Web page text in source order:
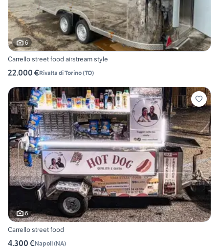
6
Carrello street food airstream style
22.000 €Rivalta di Torino(TO)
6
Carrello street food
4.300 €Napoli(NA)